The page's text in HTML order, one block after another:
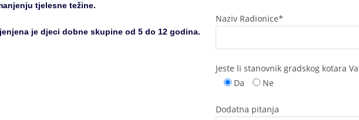
tjelesne težine.
je djeci dobne skupine od 5 do 12 godina.
Naziv Radionice*
Jeste li stanovnik gradskog kotara
Da
Ne
Dodatna pitanja